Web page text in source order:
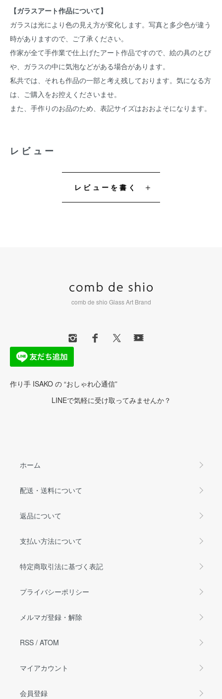
【ガラスアート作品について】
ガラスは光により色の見え方が変化します。写真と多少色が違う
時がありますので、ご了承ください。
作家が全て手作業で仕上げたアート作品ですので、絵の具のとび
や、ガラスの中に気泡などがある場合があります。
私共では、それも作品の一部と考え残しております。気になる方
は、ご購入をお控えくださいませ。
また、手作りのお品のため、表記サイズはおおよそになります。
レビュー
レビューを書く
comb de shio Glass Art Brand
作り手 ISAKO の “おしゃれ心通信”
LINEで気軽に受け取ってみませんか？
ホーム
配送・送料について
返品について
支払い方法について
特定商取引法に基づく表記
プライバシーポリシー
メルマガ登録・解除
RSS / ATOM
マイアカウント
会員登録